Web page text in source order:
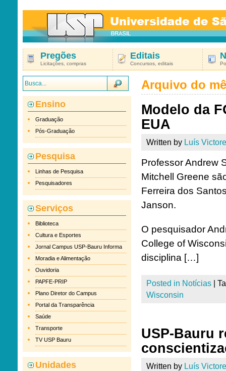
Pregões
Licitações, compras
Editais
Concursos, editais
Ensino
Graduação
Pós-Graduação
Pesquisa
Linhas de Pesquisa
Pesquisadores
Serviços
Biblioteca
Cultura e Esportes
Jornal Campus USP-Bauru Informa
Moradia e Alimentação
Ouvidoria
PAPFE-PRIP
Plano Diretor do Campus
Portal da Transparência
Saúde
Transporte
TV USP Bauru
Unidades
Arquivo do
Modelo da
EUA
Written by Luís
Professor Andrew
Mitchell Greene
Ferreira dos
Janson.
O pesquisador
College of
disciplina […]
Posted in Notícias
Wisconsin
USP-Bauru
Written by Luís